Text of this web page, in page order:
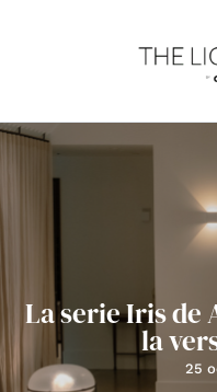
La serie Iris de
la
25